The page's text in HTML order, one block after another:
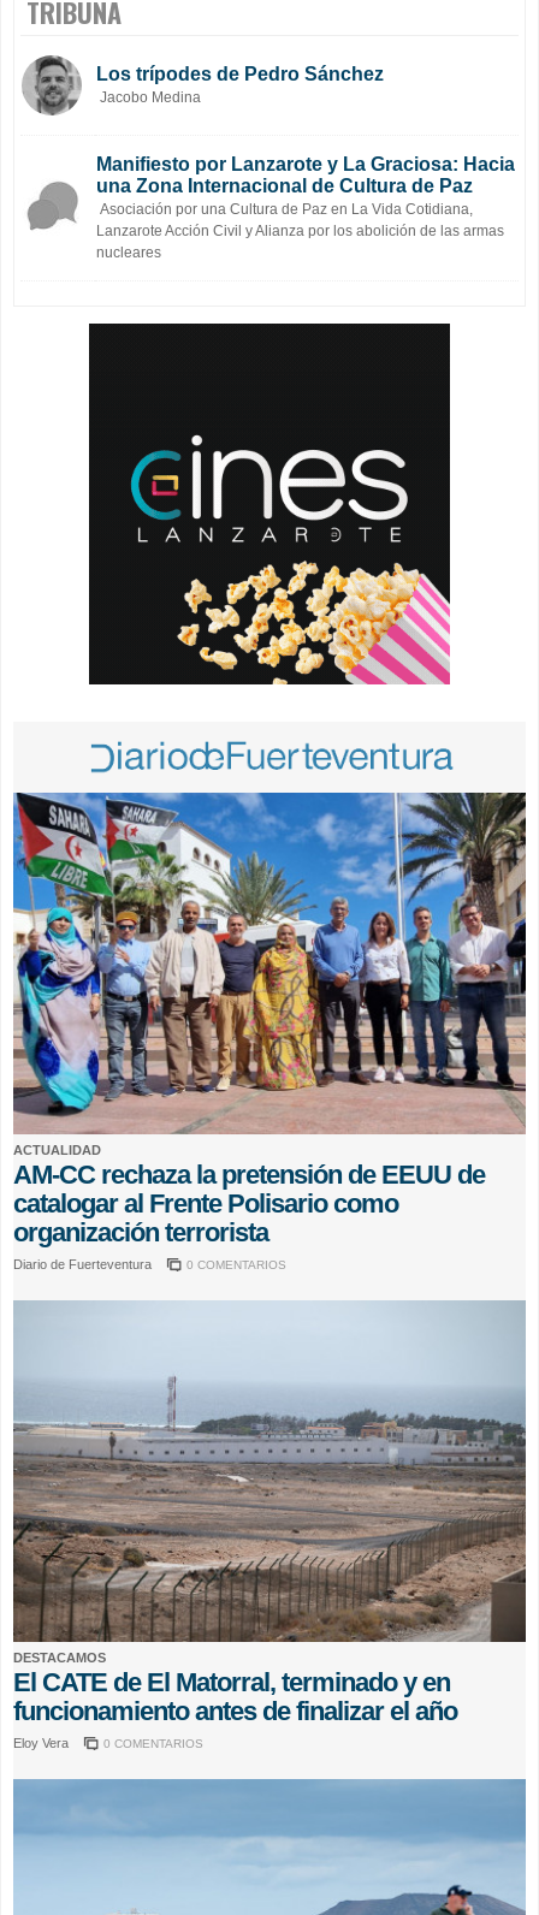
TRIBUNA
Los trípodes de Pedro Sánchez
Jacobo Medina
Manifiesto por Lanzarote y La Graciosa: Hacia
una Zona Internacional de Cultura de Paz
Asociación por una Cultura de Paz en La Vida Cotidiana,
Lanzarote Acción Civil y Alianza por los abolición de las armas
nucleares
ACTUALIDAD
AM-CC rechaza la pretensión de EEUU de
catalogar al Frente Polisario como
organización terrorista
Diario de Fuerteventura 0 COMENTARIOS
DESTACAMOS
El CATE de El Matorral, terminado y en
funcionamiento antes de finalizar el año
Eloy Vera 0 COMENTARIOS